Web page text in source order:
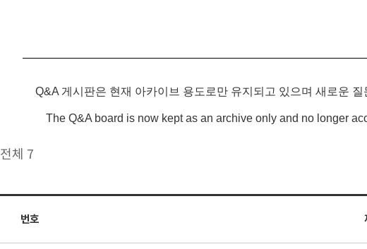
Q&A 게시판은 현재 아카이브 용도로만 유지되고 있으며 새로운
The Q&A board is now kept as an archive only and no longer
전체 7
번호